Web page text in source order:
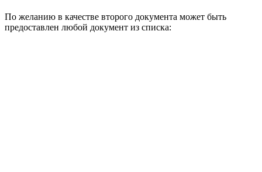
По желанию в качестве второго документа может быть
предоставлен любой документ из списка: